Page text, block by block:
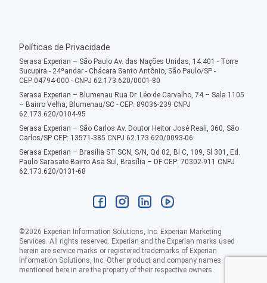
Políticas de Privacidade
Serasa Experian – São Paulo Av. das Nações Unidas, 14.401 - Torre
Sucupira - 24ºandar - Chácara Santo Antônio, São Paulo/SP -
CEP:04794-000 - CNPJ 62.173.620/0001-80
Serasa Experian – Blumenau Rua Dr. Léo de Carvalho, 74 – Sala 1105
– Bairro Velha, Blumenau/SC - CEP: 89036-239 CNPJ
62.173.620/0104-95
Serasa Experian – São Carlos Av. Doutor Heitor José Reali, 360, São
Carlos/SP CEP: 13571-385 CNPJ 62.173.620/0093-06
Serasa Experian – Brasília ST SCN, S/N, Qd 02, Bl C, 109, Sl 301, Ed.
Paulo Sarasate Bairro Asa Sul, Brasília – DF CEP: 70302-911 CNPJ
62.173.620/0131-68
©2026 Experian Information Solutions, Inc. Experian Marketing
Services. All rights reserved. Experian and the Experian marks used
herein are service marks or registered trademarks of Experian
Information Solutions, Inc. Other product and company names
mentioned here in are the property of their respective owners.